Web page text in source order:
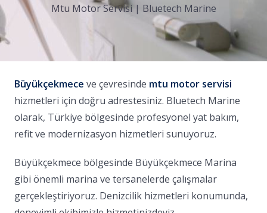
Mtu Motor Servisi | Bluetech Marine
Büyükçekmece ve çevresinde mtu motor servisi
hizmetleri için doğru adrestesiniz. Bluetech Marine
olarak, Türkiye bölgesinde profesyonel yat bakım,
refit ve modernizasyon hizmetleri sunuyoruz.
Büyükçekmece bölgesinde Büyükçekmece Marina
gibi önemli marina ve tersanelerde çalışmalar
gerçekleştiriyoruz. Denizcilik hizmetleri konumunda,